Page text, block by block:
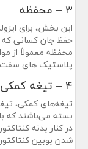
۳ – محفظه
این بخش، برای
حفظ جان کسانی که
پلاستیک های سفت
۴ – تیغه کمکی
تیغه‌های کمکی،
بسته می‌باشند که
در کنار بدنه
شدن بوبین